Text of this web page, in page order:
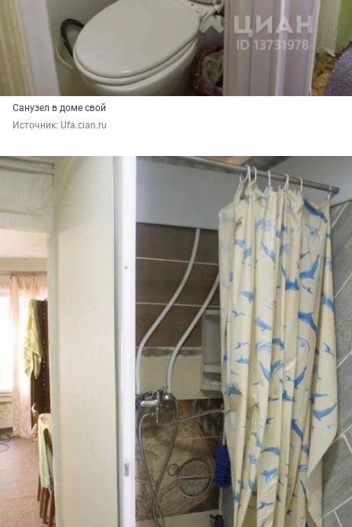
Санузел в доме свой
Источник: Ufa.cian.ru